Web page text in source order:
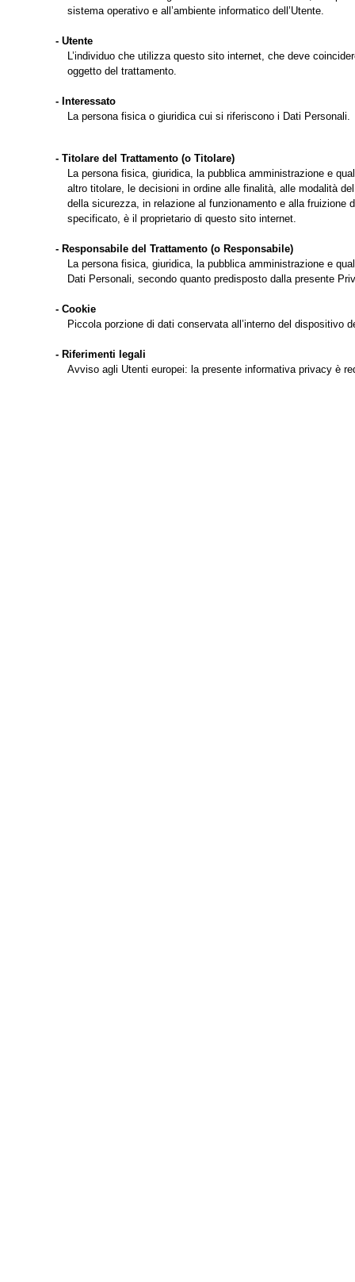
sistema operativo e all’ambiente informatico dell’Utente.
- Utente
L’individuo che utilizza questo sito internet, che deve
oggetto del trattamento.
- Interessato
La persona fisica o giuridica cui si riferiscono i Dati Personali.
- Titolare del Trattamento (o Titolare)
La persona fisica, giuridica, la pubblica amministrazione e
altro titolare, le decisioni in ordine alle finalità, alle modalità
della sicurezza, in relazione al funzionamento e alla
specificato, è il proprietario di questo sito internet.
- Responsabile del Trattamento (o Responsabile)
La persona fisica, giuridica, la pubblica amministrazione e
Dati Personali, secondo quanto predisposto dalla presente
- Cookie
Piccola porzione di dati conservata all’interno del dispositivo
- Riferimenti legali
Avviso agli Utenti europei: la presente informativa privacy è